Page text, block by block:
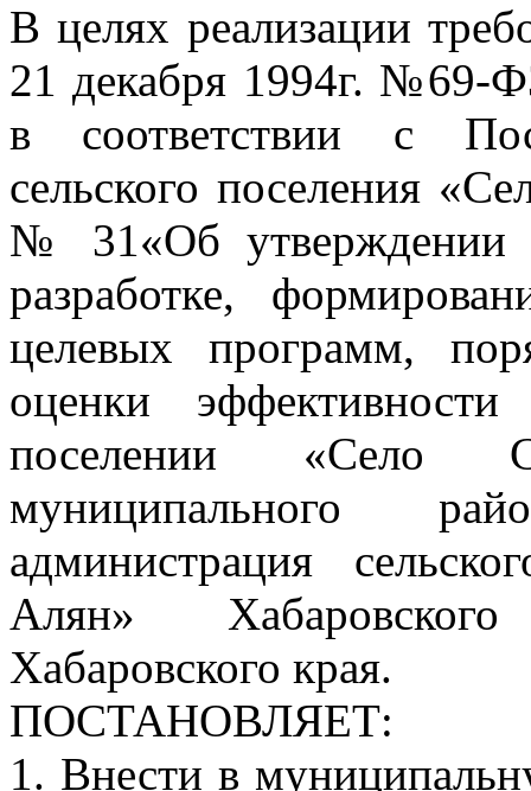
В целях реализации
21 декабря 1994г. №69-
в соответствии с
сельского поселения
№ 31«Об утверждении
разработке,
целевых программ,
оценки
поселении «Село
муниципального
администрация
Алян»
Хабаровского края.
ПОСТАНОВЛЯЕТ:
1. Внести в